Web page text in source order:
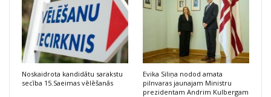
Noskaidrota kandidātu sarakstu
secība 15.Saeimas vēlēšanās
Evika Siliņa nodod amata
pilnvaras jaunajam Ministru
prezidentam Andrim Kulbergam